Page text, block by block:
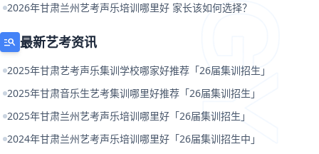
2026年甘肃兰州艺考声乐培训哪里好 家长该如何选择？
manage_search 最新艺考资讯
2025年甘肃艺考声乐集训学校哪家好推荐「26届集训招生」
2025年甘肃音乐生艺考集训哪里好推荐「26届集训招生」
2025年甘肃兰州艺考声乐培训哪里好「26届集训招生」
2024年甘肃兰州艺考声乐培训哪里好「26届集训招生中」